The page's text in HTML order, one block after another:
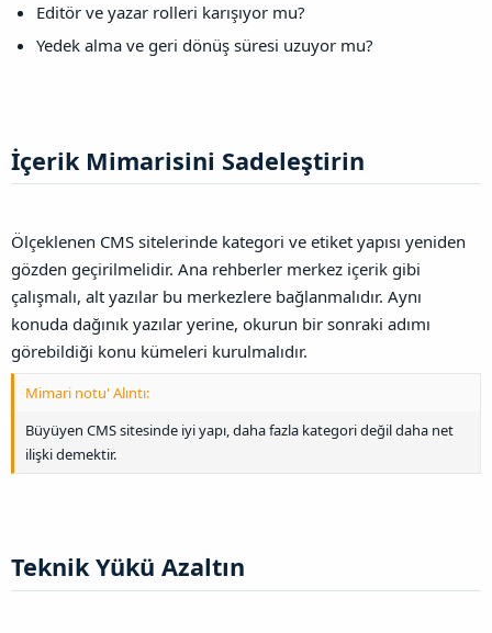
Editör ve yazar rolleri karışıyor mu?
Yedek alma ve geri dönüş süresi uzuyor mu?
İçerik Mimarisini Sadeleştirin​
Ölçeklenen CMS sitelerinde kategori ve etiket yapısı yeniden
gözden geçirilmelidir. Ana rehberler merkez içerik gibi
çalışmalı, alt yazılar bu merkezlere bağlanmalıdır. Aynı
konuda dağınık yazılar yerine, okurun bir sonraki adımı
görebildiği konu kümeleri kurulmalıdır.
Mimari notu' Alıntı:
Büyüyen CMS sitesinde iyi yapı, daha fazla kategori değil daha net
ilişki demektir.
Teknik Yükü Azaltın​